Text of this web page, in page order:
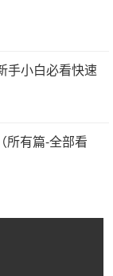
手小白必看快速
所有篇-全部看